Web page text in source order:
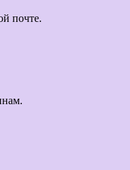
почте.